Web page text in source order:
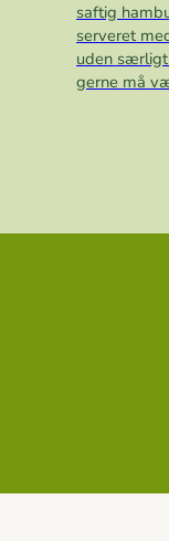
saftig
serveret
uden
gerne må